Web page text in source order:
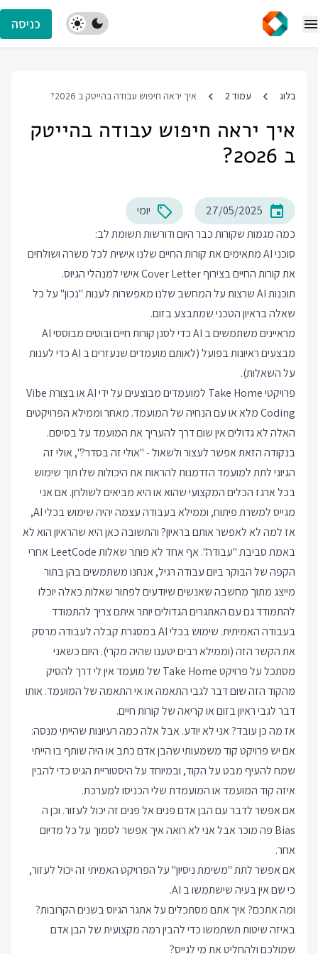
כניסה
בלוג עמוד 2 איך יראה חיפוש עבודה בהייטק ב 2026?
איך יראה חיפוש עבודה בהייטק
ב 2026?
27/05/2025
יומי
כמה מגמות שקורות כבר היום ודורשות תשומת לב:
סוכני AI מתאימים את קורות החיים שלנו אישית לכל משרה ושולחים
את קורות החיים בצירוף Cover Letter אישי למנהלי הגיוס.
תוכנות AI שרצות על המחשב שלנו מאפשרות לענות "נכון" על כל
שאלה בראיון הטכני שמתבצע בזום.
מראיינים משתמשים ב AI כדי לסנן קורות חיים ובוטים מבוססי AI
מבצעים ראיונות בפועל (לאותם מועמדים שנעזרים ב AI כדי לענות
על השאלות).
פרויקטי Take Home למועמדים מבוצעים על ידי AI או בצורת Vibe
Coding מלא או עם הנחיה של המועמד. מאחר וממילא הפרויקטים
האלה לא גדולים אין שום דרך להעריך את המועמד על בסיסם.
בנקודה הזאת אפשר לעצור ולשאול - "אולי זה בסדר?", אולי זה
הגיוני לתת למועמד הזדמנות להראות את היכולות שלו תוך שימוש
בכל ארגז הכלים המקצועי שהוא או היא מביאים לשולחן. אם אני
מגייס למשרת פיתוח, וממילא בעבודה עצמה יהיה שימוש בכלי AI,
אז למה לא לאפשר אותם בראיון? והתשובה כאן היא שהראיון הוא לא
באמת סביבת "עבודה". אף אחד לא פותר שאלות LeetCode אחרי
הקפה של הבוקר ביום עבודה רגיל, אנחנו משתמשים בהן בתור
מייצג מתוך מחשבה שאנשים שיודעים לפתור שאלות כאלה יוכלו
להתמודד גם עם האתגרים הגדולים יותר איתם צריך להתמודד
בעבודה האמיתית. שימוש בכלי AI במסגרת קבלה לעבודה מרסק
את הקשר הזה (וממילא רבים יטענו שהיה מקרי). היום כשאני
מסתכל על פרויקט Take Home של מועמד אין לי דרך להסיק
מהקוד הזה שום דבר לגבי התאמה או אי התאמה של המועמד. אותו
דבר לגבי ראיון בזום או קריאה של קורות חיים.
אז מה כן עובד? אני לא יודע. אבל אלה כמה רעיונות שהייתי מנסה:
אם יש פרויקט קוד משמעותי שהבן אדם כתב או היה שותף בו הייתי
שמח להעיף מבט על הקוד, ובמיוחד על היסטוריית הגיט כדי להבין
איזה קוד המועמד או המועמדת שלי הכניסו למערכת.
אם אפשר לדבר עם הבן אדם פנים אל פנים זה יכול לעזור. וכן ה
Bias פה מוכר אבל אני לא רואה איך אפשר לסמוך על כל מדיום
אחר.
אם אפשר לתת "משימת ניסיון" על הפרויקט האמיתי זה יכול לעזור,
כי שם אין בעיה שישתמשו ב AI.
ומה אתכם? איך אתם מסתכלים על אתגר הגיוס בשנים הקרובות?
באיזה שיטות תשתמשו כדי להבין רמה מקצועית של הבן אדם
שמולכם ולהחליט את מי לגייס?